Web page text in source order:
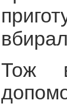
Тож